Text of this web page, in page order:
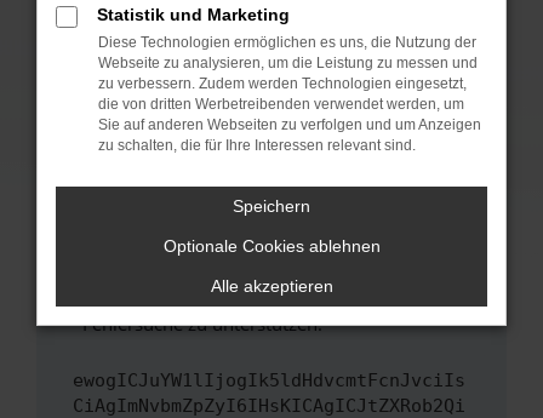
Betriebssystem auf dem neuesten Stand
sind.
Veraltete Software birgt nicht nur ein
Sicherheitsrisiko, sondern kann auch dazu
führen, dass bestimmte Funktionen nicht mehr
unterstützt werden.
Wende dich an den Webseitenbetreiber.
Wenn du alle oben genannten Schritte versucht
hast, kontaktiere uns bitte. Wir werden
uns diesen Text schicken, um uns bei der
Fehlersuche zu unterstützen:
ewogICJuYW1lIjogIk5ldHdvcmtFcnJvciIs
CiAgImNvbmZpZyI6IHsKICAgICJtZXRob2Qi
Statistik und Marketing
Diese Technologien ermöglichen es uns, die Nutzung der
Webseite zu analysieren, um die Leistung zu messen und
zu verbessern. Zudem werden Technologien eingesetzt,
die von dritten Werbetreibenden verwendet werden, um
Sie auf anderen Webseiten zu verfolgen und um Anzeigen
zu schalten, die für Ihre Interessen relevant sind.
Speichern
Optionale Cookies ablehnen
Alle akzeptieren